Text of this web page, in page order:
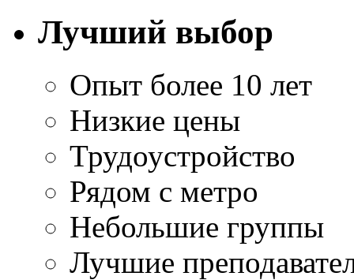
Лучший выбор
Опыт более 10 лет
Низкие цены
Трудоустройство
Рядом с метро
Небольшие группы
Лучшие